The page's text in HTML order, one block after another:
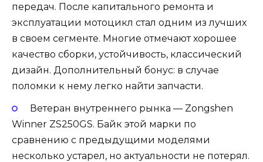
передач. После капитального ремонта и
эксплуатации мотоцикл стал одним из лучших
в своем сегменте. Многие отмечают хорошее
качество сборки, устойчивость, классический
дизайн. Дополнительный бонус: в случае
поломки к нему легко найти запчасти.
Ветеран внутреннего рынка — Zongshen
Winner ZS250GS. Байк этой марки по
сравнению с предыдущими моделями
несколько устарел, но актуальности не потерял.